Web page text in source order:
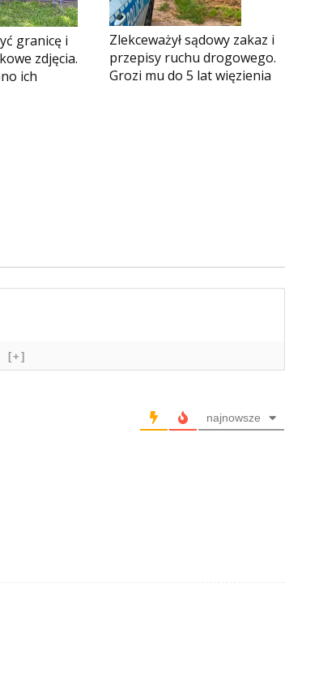
granicę i
zdjęcia.
ich
Zlekceważył sądowy zakaz i
przepisy ruchu drogowego.
Grozi mu do 5 lat więzienia
[+]
najnowsze